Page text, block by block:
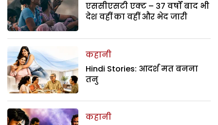
एससीएसटी एक्ट – 37 वर्षों बाद भी
देश वहीं का वहीं और भेद जारी
कहानी
Hindi Stories: आदर्श मत बनना
तनु
कहानी